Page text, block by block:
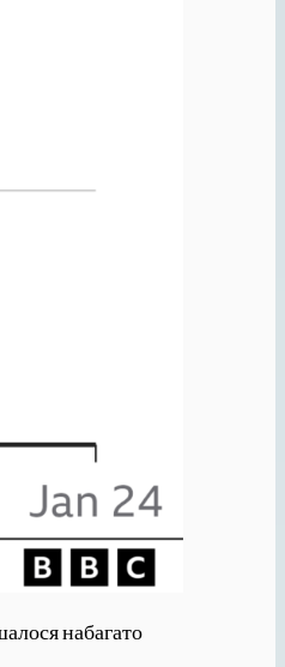
набагато